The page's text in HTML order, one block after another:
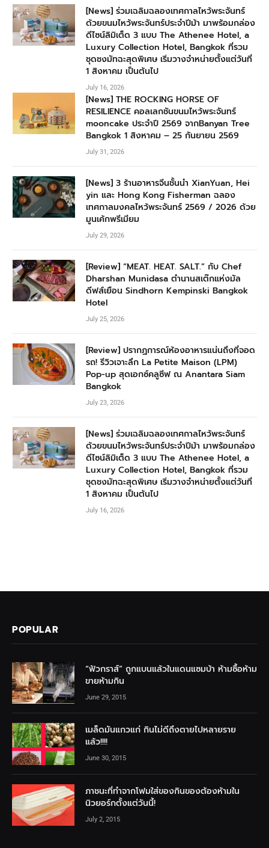
[News] ร่วมเฉลิมฉลองเทศกาลไหว้พระจันทร์
ด้วยขนมไหว้พระจันทร์ประจำปีม้า มาพร้อมกล่อง
ดีไซน์ลิมิเต็ด 3 แบบ The Athenee Hotel, a
Luxury Collection Hotel, Bangkok ที่รวม
ชุดชงมัทฉะสุดพิเศษ เริ่มวางจำหน่ายตั้งแต่วันที่
1 สิงหาคม เป็นต้นไป
July 16, 2026
[News] THE ROCKING HORSE OF
RESILIENCE คอลเลกชันขนมไหว้พระจันทร์
mooncake ประจำปี 2569 จากBanyan Tree
Bangkok 1 สิงหาคม – 25 กันยายน 2569
July 31, 2026
[News] 3 ร้านอาหารจีนชั้นนำ XianYuan, Hei
yin และ Hong Kong Fisherman ฉลอง
เทศกาลมงคลไหว้พระจันทร์ 2569 / 2026 ด้วย
มูนเค้กพรีเมียม
July 29, 2026
[Review] “MEAT. HEAT. SALT.” กับ Chef
Dharshan Munidasa ตำนานสเต๊กแห่งมัล
ดีฟส์เยือน Sindhorn Kempinski Bangkok
Hotel
July 25, 2026
[Review] ปรากฏการณ์ห้องอาหารแน่นถึงที่จอด
รถ! รีวิวเจาะลึก La Petite Maison (LPM)
Pop-up สุดเอกซ์คลูซีฟ ณ Anantara Siam
Bangkok
July 23, 2026
[News] ร่วมเฉลิมฉลองเทศกาลไหว้พระจันทร์
ด้วยขนมไหว้พระจันทร์ประจำปีม้า มาพร้อมกล่อง
ดีไซน์ลิมิเต็ด 3 แบบ The Athenee Hotel, a
Luxury Collection Hotel, Bangkok ที่รวม
ชุดชงมัทฉะสุดพิเศษ เริ่มวางจำหน่ายตั้งแต่วันที่
1 สิงหาคม เป็นต้นไป
July 16, 2026
POPULAR
“ฟัวกราส์” ถูกแบนแล้วในแดนแซมบ้า ห้ามซื้อห้าม
ขายห้ามกิน
June 29, 2015
เมล็ดมันแกวแก่ กินไม่ดีถึงตายไปหลายราย
แล้ว!!!!
June 30, 2015
ภาชนะที่ทำจากโฟมใส่ของกินของต้องห้ามใน
นิวยอร์กตั้งแต่วันนี้!
July 2, 2015